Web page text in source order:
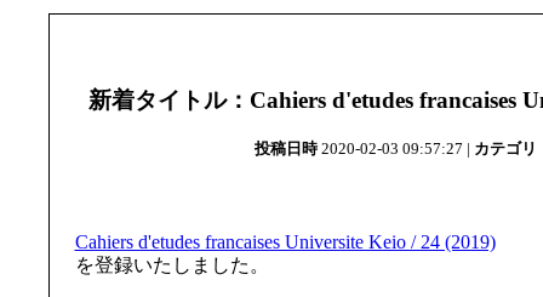
新着タイトル：Cahiers d'etudes francaises
投稿日時2020-02-03 09:57:27 | カテゴリ
Cahiers d'etudes francaises Universite Keio / 24 (2019)
を登録いたしました。